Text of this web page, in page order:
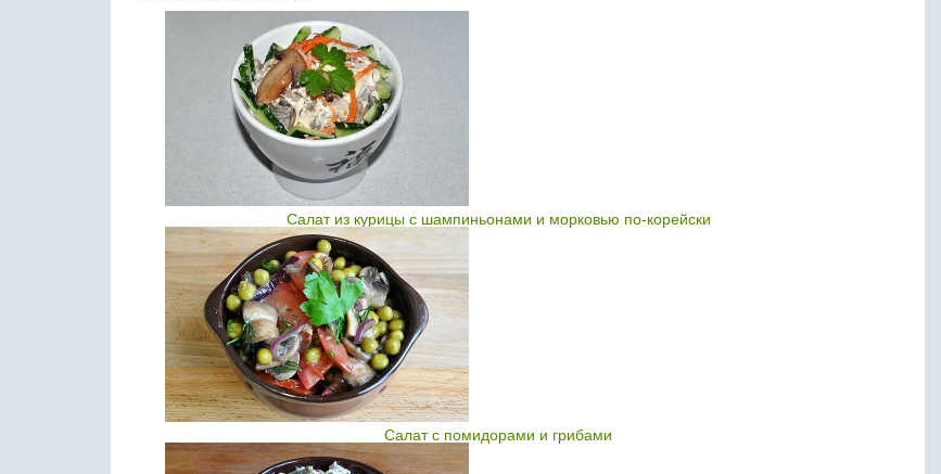
Салат из курицы с шампиньонами и морковью по-корейски
Салат с помидорами и грибами